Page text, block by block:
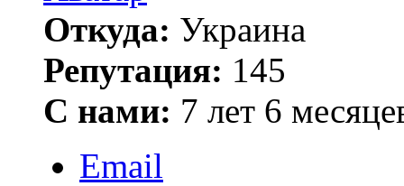
Откуда: Украина
Репутация: 145
С нами: 7 лет 6
Email